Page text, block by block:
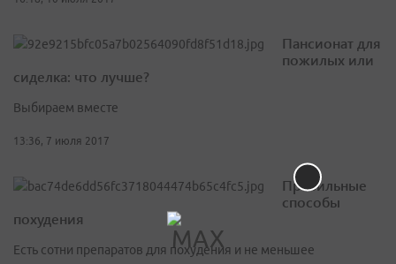
Пансионат для
пожилых или
сиделка: что лучше?
Выбираем вместе
13:36, 7 июля 2017
Правильные
способы
похудения
Есть сотни препаратов для похудения и не меньшее